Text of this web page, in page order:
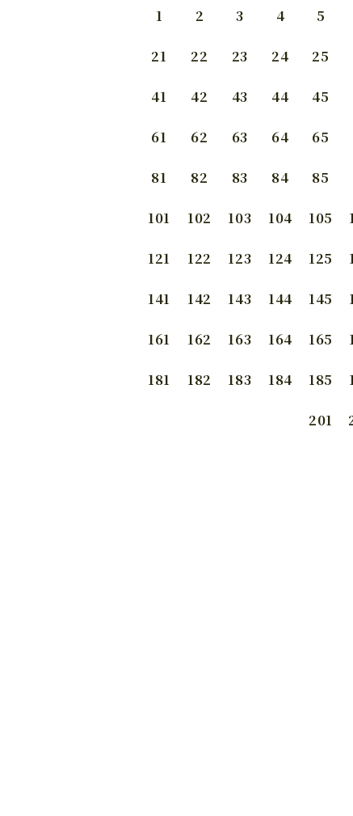
1 2 3 4 5
21 22 23 24 25
41 42 43 44 45
61 62 63 64 65
81 82 83 84 85
101 102 103 104 105
121 122 123 124 125
141 142 143 144 145
161 162 163 164 165
181 182 183 184 185
201